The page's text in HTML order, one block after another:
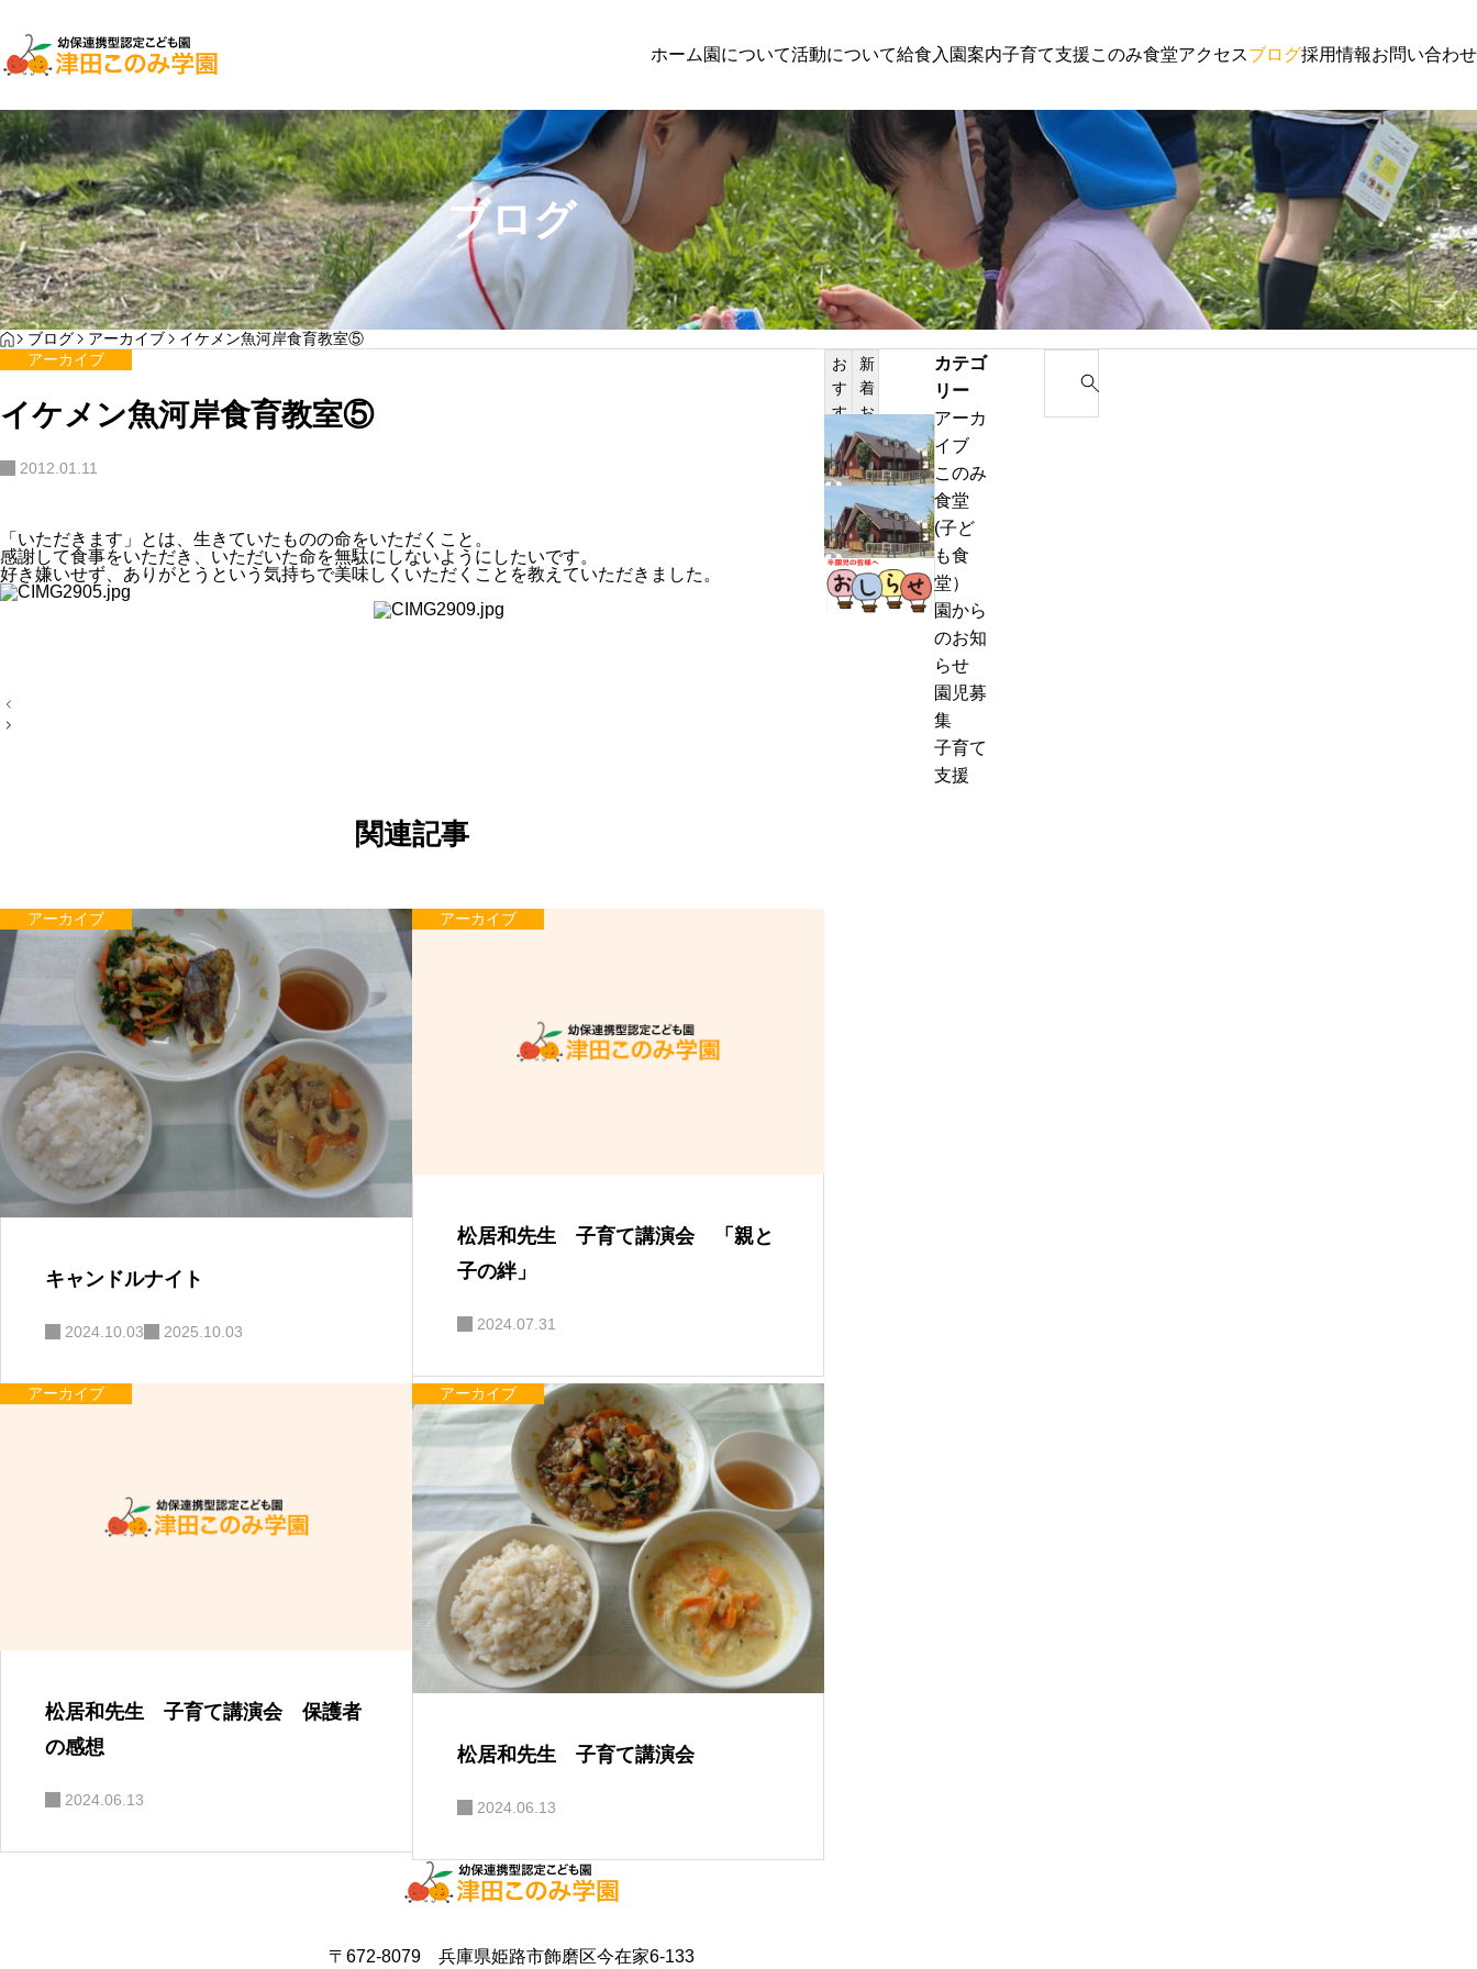
ホーム 園について活動について給食 入園案内子育て支援このみ食堂アクセスブログ採用情報お問い合わせ
子育て支援
わんぱく通信7月号
園児募集
２０２７年入園検討者向けの方へのお知らせ
子育て支援
体験保育参加者募集
子育て支援 園からのお
YOGA
サンプルテキスト。サンプルテキスト。
PILATES
サンプルテキスト。サンプルテキスト。
ブログ
HOME
ブログ アーカイブ
イケメン魚河岸食育教室⑤
アーカイブ
イケメン魚河岸食育教室⑤
2012.01.11
「いただきます」とは、生きていたものの命をいただくこと。
感謝して食事をいただき、いただいた命を無駄にしないようにしたいです。
好き嫌いせず、ありがとうという気持ちで美味しくいただくことを教えていただきました。
投
稿
関連記事
アーカイブ
キャンドルナイト
2024.10.03 2025.10.03
アーカイブ
松居和先生 子育て講演会 「親と
子の絆」
2024.07.31
アーカイブ
松居和先生 子育て講演会 保護者
の感想
2024.06.13
アーカイブ
松居和先生 子育て講演会
2024.06.13
お
す
す
め
記
事
新
着
お
知
ら
せ
わ
ん
ぱ
く
通
信
8
月
号
＆
ぽ
ん
ち
熱
中
症
警
戒
ア
ラ
ー
ト
発
表
お
里
帰
り
の
お
知
ら
カテゴ
リー
アーカ
イブ
このみ
食堂
(子ど
も食
堂）
園から
のお知
らせ
園児募
集
子育て
支援
a
〒672-8079 兵庫県姫路市飾磨区今在家6-133